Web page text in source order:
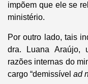
impõem que ele se
ministério.
Por outro lado, tais
dra. Luana Araújo,
razões internas do
cargo “demissível ad